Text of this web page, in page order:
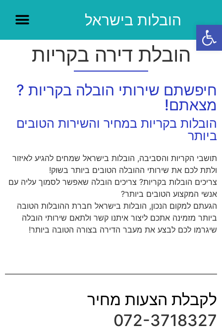
פתח סרגל נגישותהובלות בישראל
הובלת דירה בקריות
חיפשתם שירותי הובלה בקריות ?
מצאתם!
הובלות בקריות במחיר והשירות הטובים
ביותר
תושבי הקריות והסביבה, הובלות בישראל שמחים להגיע לאיזור
ולתת לכם את שירותי ההובלה הטובים ביותר בשוק!
צריכים הובלות בקריות? צריכים הובלה שאפשר לסמוך עליה עם
אנשי המקצוע הטובים ביותר?
הגעתם למקום הנכון, הובלות בישראל חברת ההובלות הטובה
ביותר מזמינה אתכם ליצור איתנו קשר ולתאם שירותי הובלה
שיגרמו לכם לבצע את מעבר הדירה בצורה הטובה ביותר!
לקבלת הצעות מחיר
072-3718327